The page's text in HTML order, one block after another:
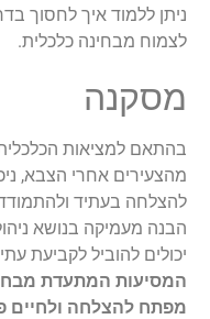
ניתן ללמוד איך לחסוך
לצמוח מבחינה כלכלית.
מסקנה
בהתאם למציאות
מהצעירים אחרי הצבא,
להצלחה בעתיד
הבנה מעמיקה בנושא
יכולים להוביל לקביעת
המסיעות המתעדת
מפתח להצלחה ולחיים